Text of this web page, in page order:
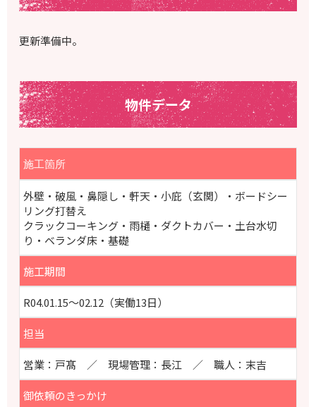
更新準備中。
物件データ
施工箇所
外壁・破風・鼻隠し・軒天・小庇（玄関）・ボードシー
リング打替え
クラックコーキング・雨樋・ダクトカバー・土台水切
り・ベランダ床・基礎
施工期間
R04.01.15～02.12（実働13日）
担当
営業：戸髙 ／ 現場管理：長江 ／ 職人：末吉
御依頼のきっかけ